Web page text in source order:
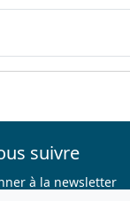
suivre
à la newsletter